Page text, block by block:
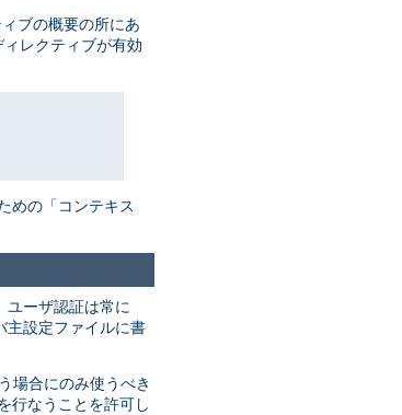
ブの概要の所にあ
レクティブが有効
めの「コンテキス
ユーザ認証は常に
主設定ファイルに書
場合にのみ使うべき
行なうことを許可し